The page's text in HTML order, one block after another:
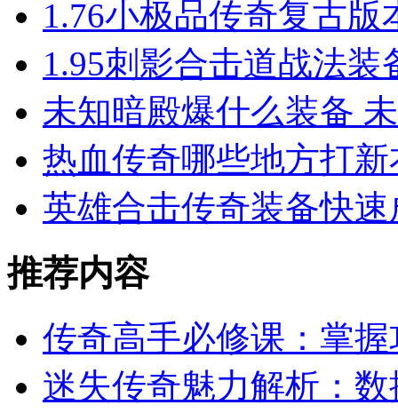
1.76小极品传奇复古
1.95刺影合击道战法
未知暗殿爆什么装备
热血传奇哪些地方打
英雄合击传奇装备快
推荐内容
传奇高手必修课：掌
迷失传奇魅力解析：